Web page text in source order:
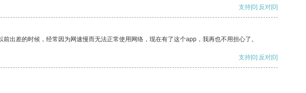
支持[0] 反对[0]
出差的时候，经常因为网速慢而无法正常使用网络，现在有了这个app，我再也不用担心了。
支持[0] 反对[0]